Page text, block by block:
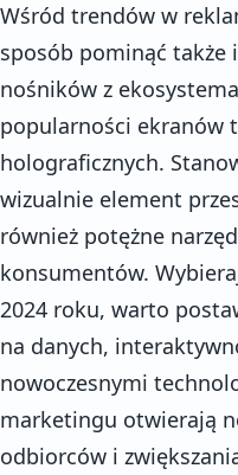
Wśród trendów w
sposób pominąć także
nośników z
popularności ekranów
holograficznych.
wizualnie element
również potężne
konsumentów.
2024 roku, warto
na danych,
nowoczesnymi
marketingu otwierają
odbiorców i